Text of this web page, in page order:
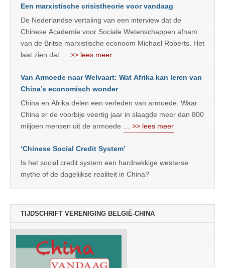
Een marxistische crisistheorie voor vandaag
De Nederlandse vertaling van een interview dat de
Chinese Academie voor Sociale Wetenschappen afnam
van de Britse marxistische econoom Michael Roberts. Het
laat zien dat
… >> lees meer
Van Armoede naar Welvaart: Wat Afrika kan leren van
China’s economisch wonder
China en Afrika delen een verleden van armoede. Waar
China er de voorbije veertig jaar in slaagde meer dan 800
miljoen mensen uit de armoede
… >> lees meer
‘Chinese Social Credit System’
Is het social credit system een hardnekkige westerse
mythe of de dagelijkse realiteit in China?
TIJDSCHRIFT VERENIGING BELGIË-CHINA